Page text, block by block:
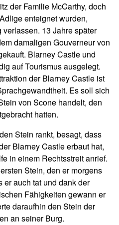
der Familie McCarthy, doch
enteignet wurden,
13 Jahre später
damaligen Gouverneur von
Blarney Castle und
auf Tourismus ausgelegt.
der Blarney Castle ist
Es soll sich
von Scone handelt, den
hatten.
Stein rankt, besagt, dass
Blarney Castle erbaut hat,
in einem Rechtsstreit anrief.
Stein, den er morgens
er auch tat und dank der
Fähigkeiten gewann er
daraufhin den Stein der
an seiner Burg.